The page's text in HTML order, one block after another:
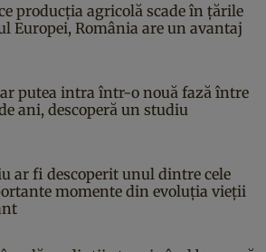
producția agricolă scade în țările
Europei, România are un avantaj
putea intra într-o nouă fază între
ani, descoperă un studiu
ar fi descoperit unul dintre cele
momente din evoluția vieții